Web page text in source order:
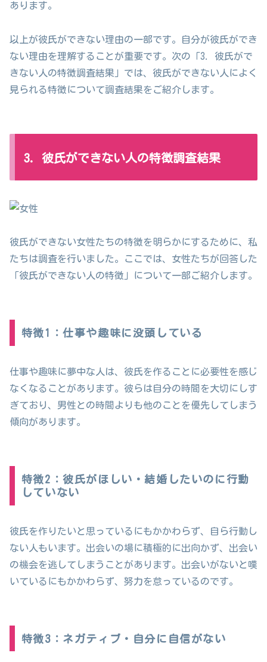
あります。
以上が彼氏ができない理由の一部です。自分が彼氏ができ
ない理由を理解することが重要です。次の「3. 彼氏がで
きない人の特徴調査結果」では、彼氏ができない人によく
見られる特徴について調査結果をご紹介します。
3. 彼氏ができない人の特徴調査結果
彼氏ができない女性たちの特徴を明らかにするために、私
たちは調査を行いました。ここでは、女性たちが回答した
「彼氏ができない人の特徴」について一部ご紹介します。
特徴1：仕事や趣味に没頭している
仕事や趣味に夢中な人は、彼氏を作ることに必要性を感じ
なくなることがあります。彼らは自分の時間を大切にしす
ぎており、男性との時間よりも他のことを優先してしまう
傾向があります。
特徴2：彼氏がほしい・結婚したいのに行動
していない
彼氏を作りたいと思っているにもかかわらず、自ら行動し
ない人もいます。出会いの場に積極的に出向かず、出会い
の機会を逃してしまうことがあります。出会いがないと嘆
いているにもかかわらず、努力を怠っているのです。
特徴3：ネガティブ・自分に自信がない